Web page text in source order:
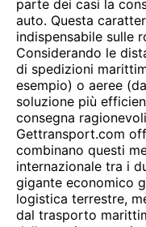
parte dei casi la
auto. Questa
indispensabile sulle
Considerando le
di spedizioni
esempio) o aeree
soluzione più
consegna
Gettransport.com
combinano questi
internazionale tra i
gigante economico
logistica terrestre,
dal trasporto